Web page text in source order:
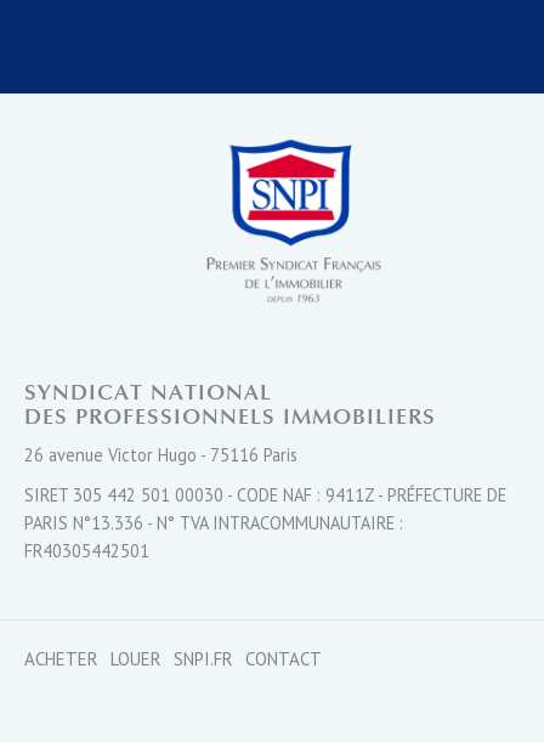
SYNDICAT NATIONAL
DES PROFESSIONNELS IMMOBILIERS
26 avenue Victor Hugo - 75116 Paris
SIRET 305 442 501 00030 - CODE NAF : 9411Z - PRÉFECTURE DE
PARIS N°13.336 - N° TVA INTRACOMMUNAUTAIRE :
FR40305442501
ACHETER LOUER SNPI.FR CONTACT